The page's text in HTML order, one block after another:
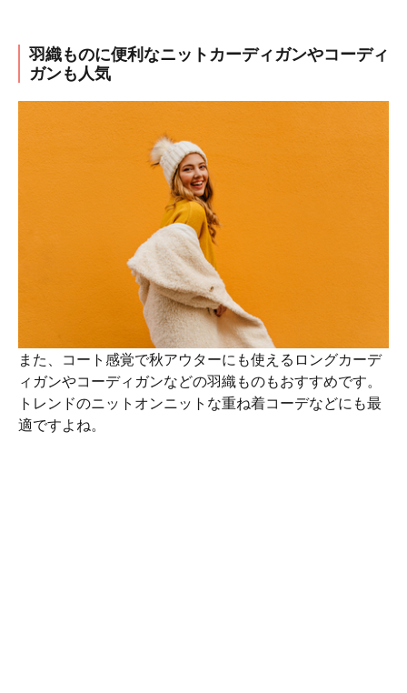
羽織ものに便利なニットカーディガンやコーディ
ガンも人気
また、コート感覚で秋アウターにも使えるロングカーデ
ィガンやコーディガンなどの羽織ものもおすすめです。
トレンドのニットオンニットな重ね着コーデなどにも最
適ですよね。